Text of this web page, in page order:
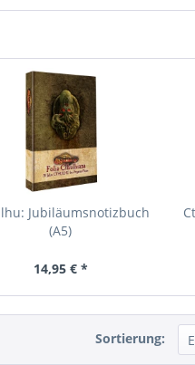
Jubiläumsnotizbuch
(A5)
14,95 € *
Sortierung: